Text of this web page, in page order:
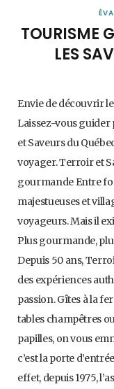
TOURISME
LES
Envie de découvrir
Laissez-vous guider
et Saveurs du
voyager. Terroir et
gourmande Entre
majestueuses et
voyageurs. Mais il
Plus gourmande,
Depuis 50 ans,
des expériences
passion. Gîtes à la
tables champêtres
papilles, on vous
c’est la porte
effet, depuis 1975,